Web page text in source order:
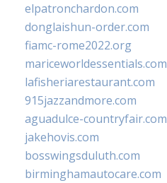
elpatronchardon.com
donglaishun-order.com
fiamc-rome2022.org
mariceworldessentials.com
lafisheriarestaurant.com
915jazzandmore.com
aguadulce-countryfair.com
jakehovis.com
bosswingsduluth.com
birminghamautocare.com